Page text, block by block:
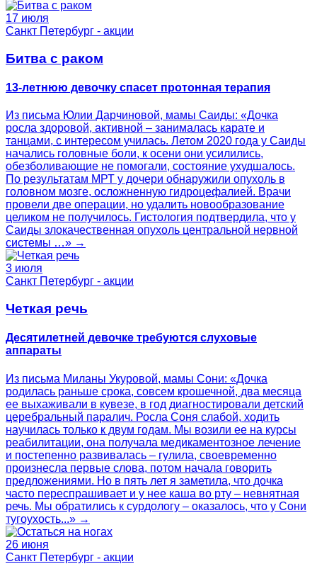
17 июля
Санкт Петербург - акции
Битва с раком
13-летнюю девочку спасет протонная терапия
Из письма Юлии Дарчиновой, мамы Саиды: «Дочка
росла здоровой, активной – занималась карате и
танцами, с интересом училась. Летом 2020 года у Саиды
начались головные боли, к осени они усилились,
обезболивающие не помогали, состояние ухудшалось.
По результатам МРТ у дочери обнаружили опухоль в
головном мозге, осложненную гидроцефалией. Врачи
провели две операции, но удалить новообразование
целиком не получилось. Гистология подтвердила, что у
Саиды злокачественная опухоль центральной нервной
системы …» →
3 июля
Санкт Петербург - акции
Четкая речь
Десятилетней девочке требуются слуховые
аппараты
Из письма Миланы Укуровой, мамы Сони: «Дочка
родилась раньше срока, совсем крошечной, два месяца
ее выхаживали в кувезе, в год диагностировали детский
церебральный паралич. Росла Соня слабой, ходить
научилась только к двум годам. Мы возили ее на курсы
реабилитации, она получала медикаментозное лечение
и постепенно развивалась – гулила, своевременно
произнесла первые слова, потом начала говорить
предложениями. Но в пять лет я заметила, что дочка
часто переспрашивает и у нее каша во рту – невнятная
речь. Мы обратились к сурдологу – оказалось, что у Сони
тугоухость...» →
26 июня
Санкт Петербург - акции